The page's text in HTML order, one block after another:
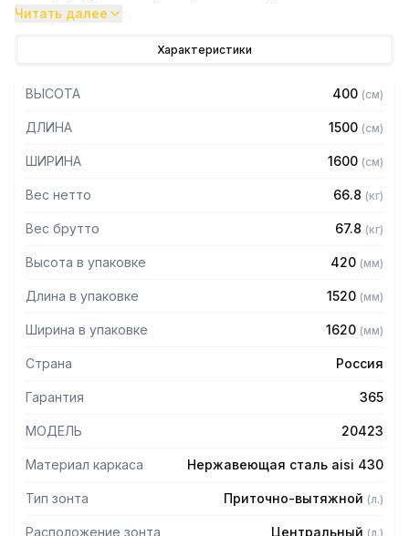
воздуха, что благоприятно сказывается на микроклимате
предметах мебели и кухонной утвари. Поэтому это
оборудование формирует микроклимат в помещении и
защищает сотрудников горячего цеха.
— Бескаркасный
0,8мм
— Поставляется в собранном виде
Читать далее
Характеристики
ВЫСОТА 400 (см)
ДЛИНА 1500 (см)
ШИРИНА 1600 (см)
Вес нетто 66.8 (кг)
Вес брутто 67.8 (кг)
Высота в упаковке 420 (мм)
Длина в упаковке 1520 (мм)
Ширина в упаковке 1620 (мм)
Страна Россия
Гарантия 365
МОДЕЛЬ 20423
Материал каркаса Нержавеющая сталь aisi 430
Тип зонта Приточно-вытяжной (л.)
Расположение зонта Центральный (л.)